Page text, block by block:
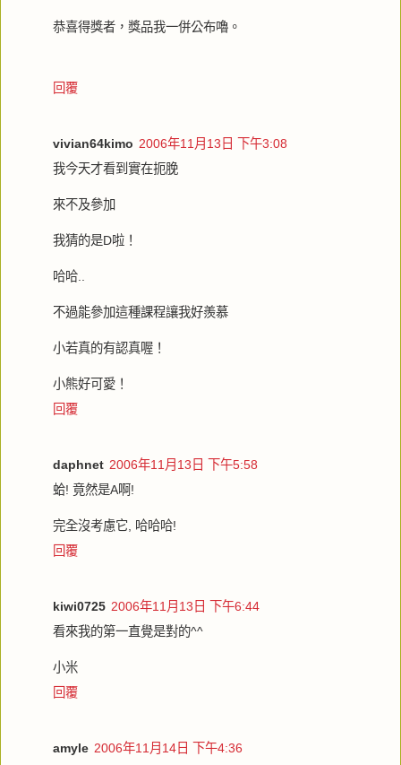
恭喜得獎者，獎品我一併公布嚕。
回覆
vivian64kimo 2006年11月13日 下午3:08
我今天才看到實在扼脕
來不及參加
我猜的是D啦！
哈哈..
不過能參加這種課程讓我好羨慕
小若真的有認真喔！
小熊好可愛！
回覆
daphnet 2006年11月13日 下午5:58
蛤! 竟然是A啊!
完全沒考慮它, 哈哈哈!
回覆
kiwi0725 2006年11月13日 下午6:44
看來我的第一直覺是對的^^
小米
回覆
amyle 2006年11月14日 下午4:36